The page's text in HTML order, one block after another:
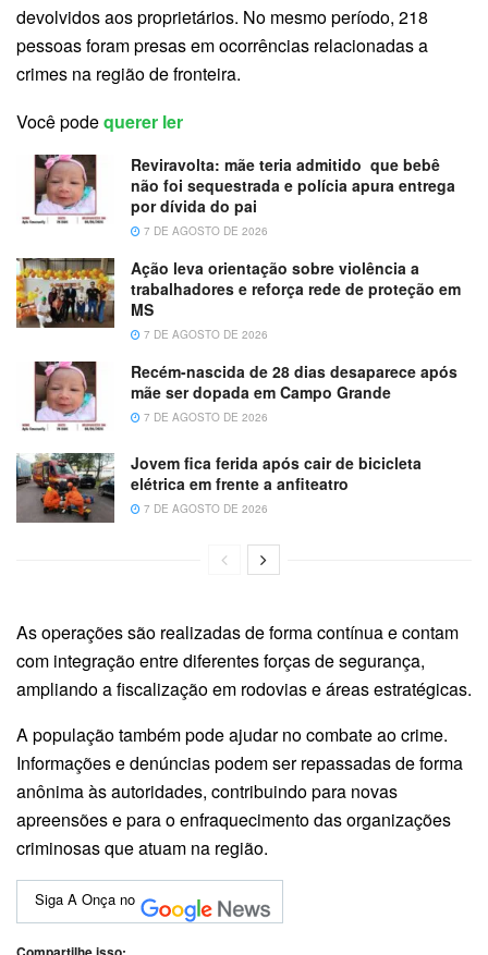
devolvidos aos proprietários. No mesmo período, 218
pessoas foram presas em ocorrências relacionadas a
crimes na região de fronteira.
Você podequerer ler
Reviravolta: mãe teria admitido que bebê
não foi sequestrada e polícia apura entrega
por dívida do pai
7 DE AGOSTO DE 2026
Ação leva orientação sobre violência a
trabalhadores e reforça rede de proteção em
MS
7 DE AGOSTO DE 2026
Recém-nascida de 28 dias desaparece após
mãe ser dopada em Campo Grande
7 DE AGOSTO DE 2026
Jovem fica ferida após cair de bicicleta
elétrica em frente a anfiteatro
7 DE AGOSTO DE 2026
As operações são realizadas de forma contínua e contam
com integração entre diferentes forças de segurança,
ampliando a fiscalização em rodovias e áreas estratégicas.
A população também pode ajudar no combate ao crime.
Informações e denúncias podem ser repassadas de forma
anônima às autoridades, contribuindo para novas
apreensões e para o enfraquecimento das organizações
criminosas que atuam na região.
Siga A Onça no